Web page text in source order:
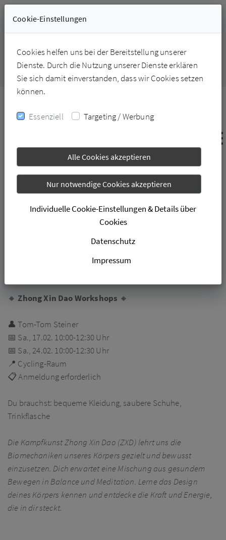
NEUES AUS DER KURSWELT
🔸Zhong Xin Dao Workshops 🔸
👤 Tom-Tom Steiner
📅 Sa., 17.02. 10:00-12:30 Uhr
📅 Sa., 24.02. 10:00-12:30 Uhr
📍 Cycling-Raum
📋 Anmeldung erforderlich
Du brauchst: bequeme Kleidung, saubere Schuhe,
Trinkflasche
Die Kampfkunst Zhong Xin Dao (ZXD) lehrt uns die
Biomechaniken unseres Körpers gezielt und bewusst
einzusetzen. Dich erwartet eine Mischung aus gesundem
Bewegen in Balance und Meditation. Lerne das Design
deines Körpers kennen und entdecke die Kraft und Energie,
die in dir steckt.
Cookie-Einstellungen
Cookies helfen uns bei der Bereitstellung unserer
Dienste. Durch die Nutzung unserer Dienste erklären
Sie sich damit einverstanden, dass wir Cookies setzen
können.
Essenziell Targeting / Werbung
Alle Cookies akzeptieren
Nur notwendige Cookies akzeptieren
Individuelle Cookie-Einstellungen & Details über
Cookies
Datenschutz
Impressum